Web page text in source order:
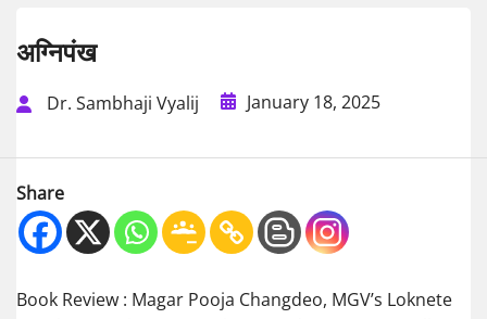
अग्निपंख
Dr. Sambhaji Vyalij January 18, 2025
Share
Book Review : Magar Pooja Changdeo, MGV’s Loknete